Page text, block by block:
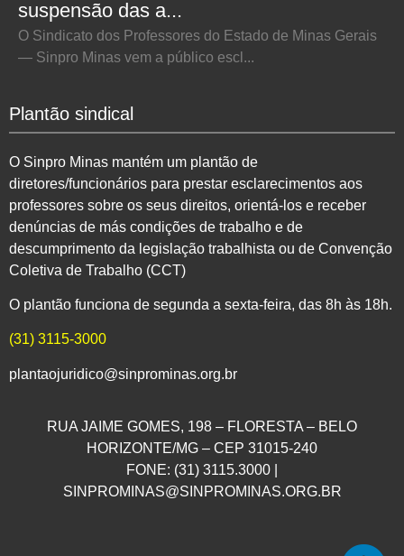
suspensão das a...
O Sindicato dos Professores do Estado de Minas Gerais
— Sinpro Minas vem a público escl...
Plantão sindical
O Sinpro Minas mantém um plantão de
diretores/funcionários para prestar esclarecimentos aos
professores sobre os seus direitos, orientá-los e receber
denúncias de más condições de trabalho e de
descumprimento da legislação trabalhista ou de Convenção
Coletiva de Trabalho (CCT)
O plantão funciona de segunda a sexta-feira, das 8h às 18h.
(31) 3115-3000
plantaojuridico@sinprominas.org.br
RUA JAIME GOMES, 198 – FLORESTA – BELO
HORIZONTE/MG – CEP 31015-240
FONE: (31) 3115.3000 |
SINPROMINAS@SINPROMINAS.ORG.BR